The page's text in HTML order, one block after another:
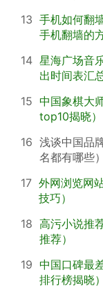
13 手机如何翻
手机翻墙的
14 星海广场音
出时间表汇
15 中国象棋大
top10揭晓）
16 浅谈中国品
名都有哪些）
17 外网浏览网
技巧）
18 高污小说推
推荐）
19 中国口碑最
排行榜揭晓）